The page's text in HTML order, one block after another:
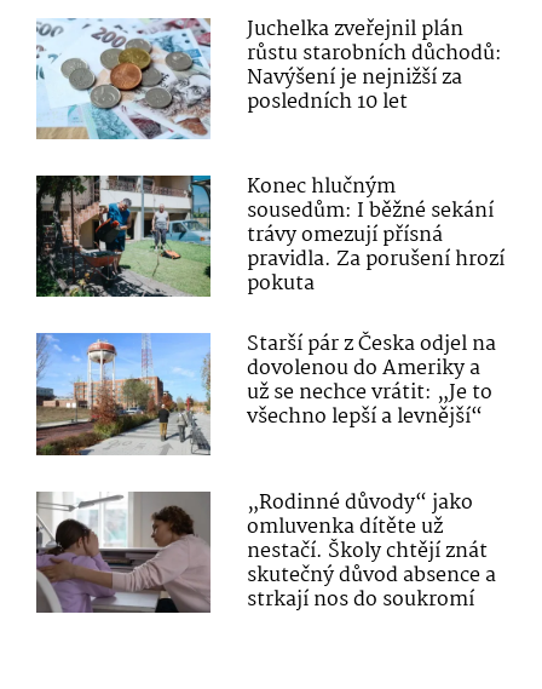
Juchelka zveřejnil plán
růstu starobních důchodů:
Navýšení je nejnižší za
posledních 10 let
Konec hlučným
sousedům: I běžné sekání
trávy omezují přísná
pravidla. Za porušení hrozí
pokuta
Starší pár z Česka odjel na
dovolenou do Ameriky a
už se nechce vrátit: „Je to
všechno lepší a levnější“
„Rodinné důvody“ jako
omluvenka dítěte už
nestačí. Školy chtějí znát
skutečný důvod absence a
strkají nos do soukromí